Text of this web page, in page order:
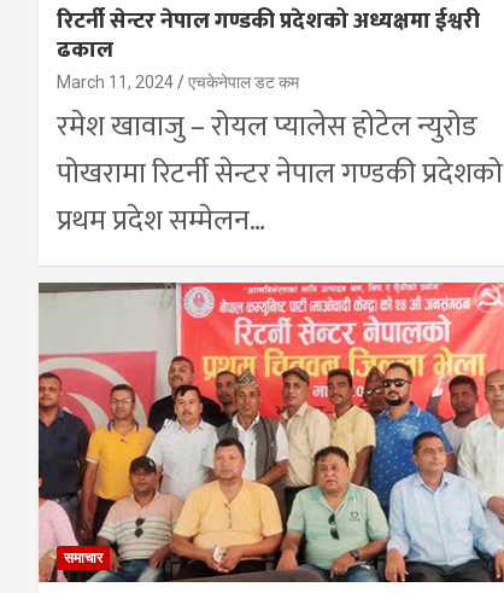
रिटर्नी सेन्टर नेपाल गण्डकी प्रदेशको अध्यक्षमा ईश्वरी
ढकाल
March 11, 2024 एचकेनेपाल डट कम
रमेश खावाजु – रोयल प्यालेस होटेल न्युरोड
पोखरामा रिटर्नी सेन्टर नेपाल गण्डकी प्रदेशको
प्रथम प्रदेश सम्मेलन…
समाचार